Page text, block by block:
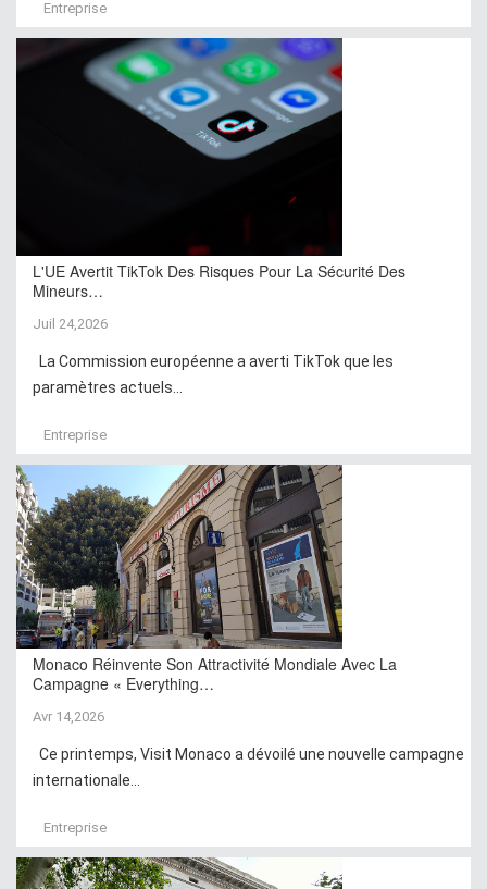
Entreprise
L'UE Avertit TikTok Des Risques Pour La Sécurité Des
Mineurs…
Juil 24,2026
La Commission européenne a averti TikTok que les
paramètres actuels...
Entreprise
Monaco Réinvente Son Attractivité Mondiale Avec La
Campagne « Everything…
Avr 14,2026
Ce printemps, Visit Monaco a dévoilé une nouvelle campagne
internationale...
Entreprise